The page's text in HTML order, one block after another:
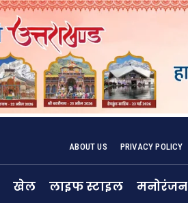
ABOUT US PRIVACY POLICY
खेल लाइफ स्टाइल मनोरंजन